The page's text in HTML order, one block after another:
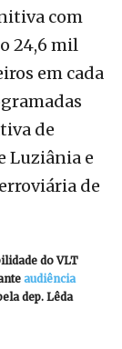
com
24,6 mil
em cada
de
Luziânia e
de
do VLT
audiência
dep. Lêda